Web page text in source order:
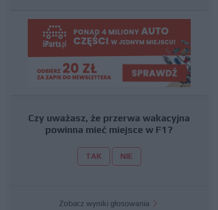
Czy uważasz, że przerwa wakacyjna
powinna mieć miejsce w F1?
TAK NIE
Zobacz wyniki głosowania